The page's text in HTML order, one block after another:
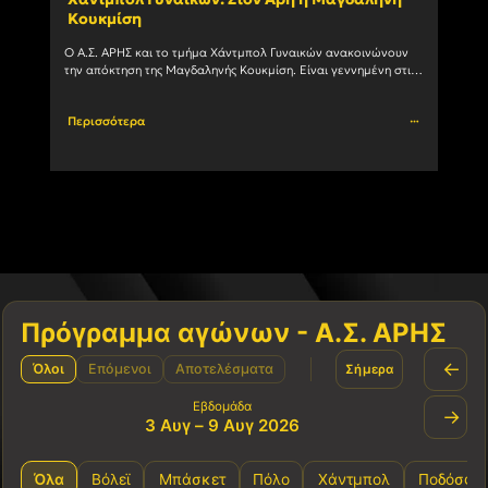
Κουκμίση
Ο Α.Σ. ΑΡΗΣ και το τμήμα Χάντμπολ Γυναικών ανακοινώνουν
την απόκτηση της Μαγδαληνής Κουκμίση. Είναι γεννημένη στις
Περισσότερα
Πρόγραμμα αγώνων - Α.Σ. ΑΡΗΣ
Όλοι Επόμενοι Αποτελέσματα Σήμερα ←
Εβδομάδα
3 Αυγ – 9 Αυγ 2026 →
Όλα Βόλεϊ Μπάσκετ Πόλο Χάντμπολ